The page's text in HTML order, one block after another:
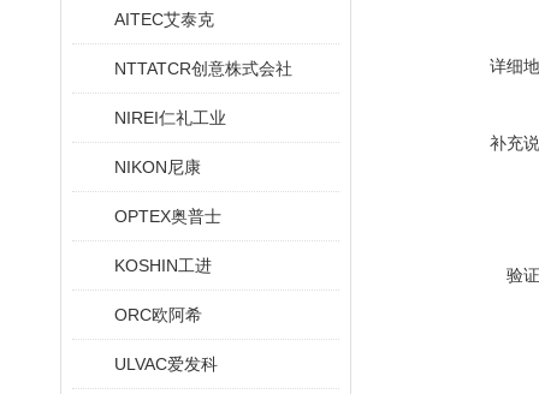
AITEC艾泰克
NTTATCR创意株式会社
NIREI仁礼工业
NIKON尼康
OPTEX奥普士
KOSHIN工进
ORC欧阿希
ULVAC爱发科
详细
补充
验